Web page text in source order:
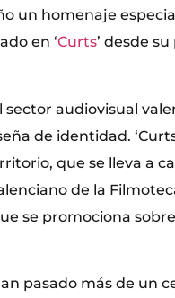
un homenaje
en ‘Curts’ desde
audiovisual
de identidad.
que se lleva a
de la
se promociona
pasado más de un